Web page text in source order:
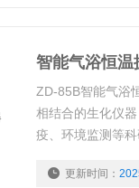
智能气浴恒温
ZD-85B智能气浴
相结合的生化仪
疫、环境监测等
更新时间：